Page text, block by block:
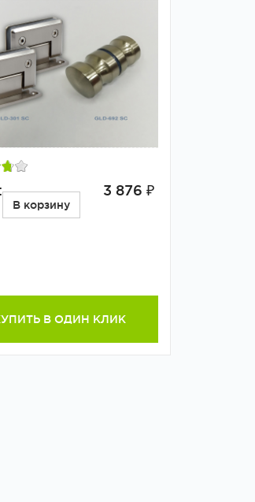
3 876 ₽
В корзину
В ОДИН КЛИК